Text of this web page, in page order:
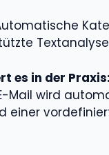
es in der Praxis:
Mail wird
einer